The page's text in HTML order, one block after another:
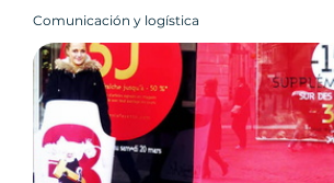
Comunicación y logística